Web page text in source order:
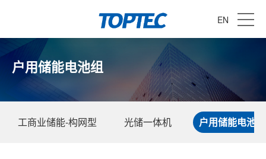
EN
户用储能电池组
工商业储能-构网型 光储一体机 户用储能电池组